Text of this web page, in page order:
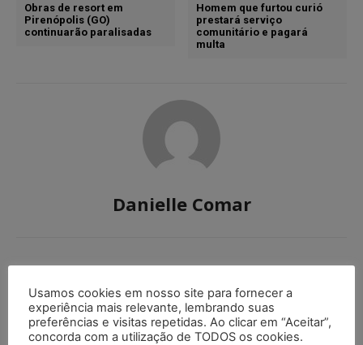
Obras de resort em
Pirenópolis (GO)
continuarão paralisadas
Homem que furtou curió
prestará serviço
comunitário e pagará
multa
Danielle Comar
Default Comments (0) Facebook Comments Disqus Comments
Usamos cookies em nosso site para fornecer a
experiência mais relevante, lembrando suas
preferências e visitas repetidas. Ao clicar em “Aceitar”,
concorda com a utilização de TODOS os cookies.